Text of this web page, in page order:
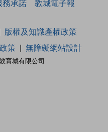
務承諾 教城電子報
育城有限公司
版權及知識產權政策
策 無障礙網站設計